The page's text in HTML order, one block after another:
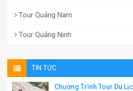
Tour Quảng Nam
Tour Quảng Ninh
TIN TỨC
Chương Trình Tour Du